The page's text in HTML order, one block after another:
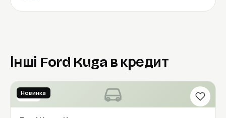
Інші Ford Kuga в кредит
2019
Новинка